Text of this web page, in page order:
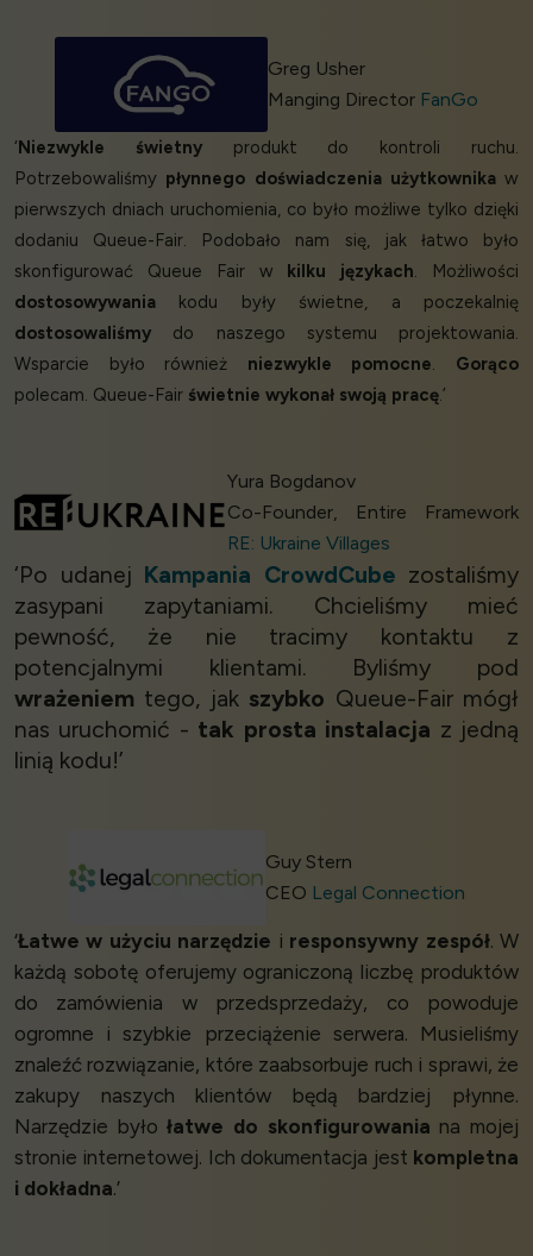
Greg Usher
Manging Director FanGo
‘ Niezwykle świetnyprodukt do kontroli ruchu.
Potrzebowaliśmy płynnego doświadczenia użytkownikaw
pierwszych dniach uruchomienia, co było możliwe tylko dzięki
dodaniu Queue-Fair. Podobało nam się, jak łatwo było
skonfigurować Queue Fair w
kilku językach. Możliwości
dostosowywania kodu były świetne, a poczekalnię
dostosowaliśmy do naszego systemu projektowania.
Wsparcie było również niezwykle pomocne. Gorąco
polecam. Queue-Fair świetnie wykonał swoją pracę.’
Yura Bogdanov
Co-Founder, Entire Framework
RE: Ukraine Villages
‘Po udanej Kampania CrowdCube zostaliśmy
zasypani zapytaniami. Chcieliśmy mieć
pewność, że nie tracimy kontaktu z
potencjalnymi klientami. Byliśmy pod
wrażeniem tego, jak szybko Queue-Fair mógł
nas uruchomić - tak prosta instalacja z jedną
linią kodu!’
Guy Stern
CEO Legal Connection
‘Łatwe w użyciu narzędzie i responsywny zespół. W
każdą sobotę oferujemy ograniczoną liczbę produktów
do zamówienia w przedsprzedaży, co powoduje
ogromne i szybkie przeciążenie serwera. Musieliśmy
znaleźć rozwiązanie, które zaabsorbuje ruch i sprawi, że
zakupy naszych klientów będą bardziej płynne.
Narzędzie byłołatwe do skonfigurowania na mojej
stronie internetowej. Ich dokumentacja jest kompletna
i dokładna.’